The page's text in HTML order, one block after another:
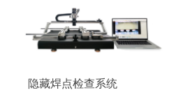
隐藏焊点检查系统